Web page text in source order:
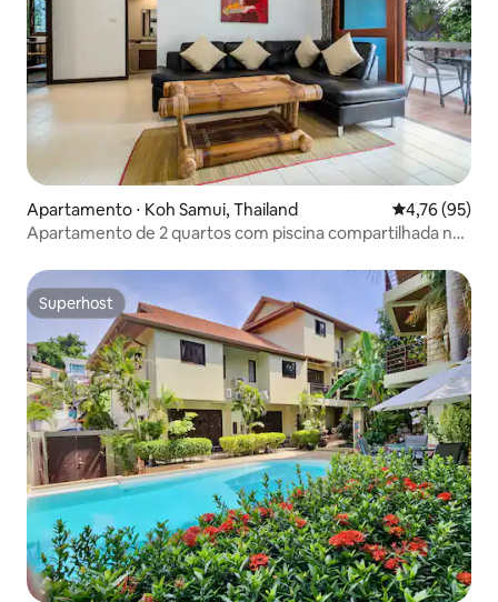
Apartamento ⋅ Koh Samui, Thailand 4,76 de uma
4,76 (95)
Apartamento de 2 quartos com piscina compartilhada no
Superhost
Superhost